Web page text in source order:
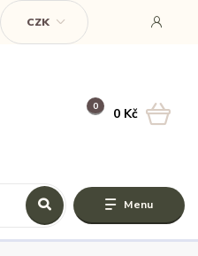
Menu
CZK
0 0 Kč